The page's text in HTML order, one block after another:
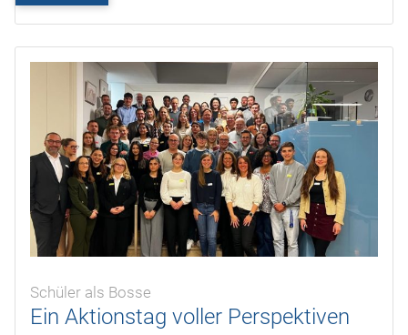
Schüler als Bosse
Ein Aktionstag voller Perspektiven